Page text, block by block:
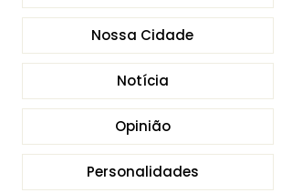
Nossa Cidade
Notícia
Opinião
Personalidades